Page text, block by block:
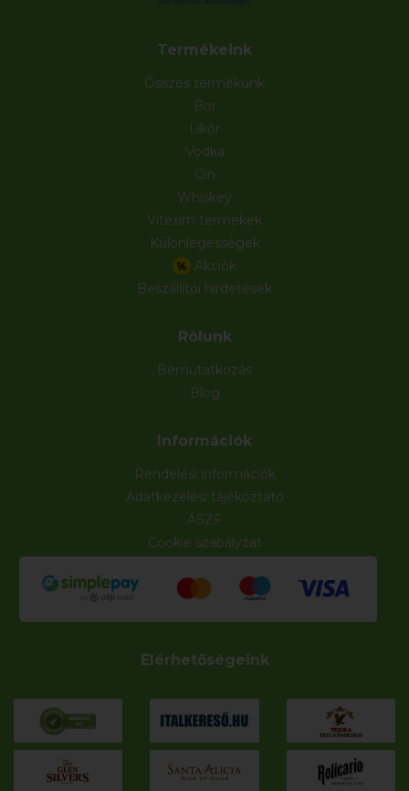
Termékeink
Összes termékünk
Bor
Likőr
Vodka
Gin
Whiskey
Vitexim termékek
Különlegességek
% Akciók
Beszállítói hirdetések
Rólunk
Bemutatkozás
Blog
Információk
Rendelési információk
Adatkezelési tájékoztató
ÁSZF
Cookie szabályzat
Elérhetőségeink